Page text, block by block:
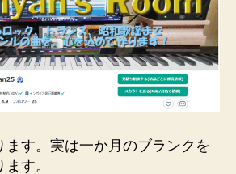
プ
！
ます。実は一か月のブランクを
す。